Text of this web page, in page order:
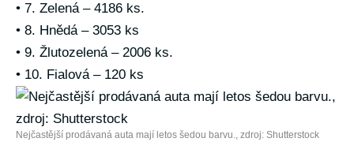
• 7. Zelená – 4186 ks.
• 8. Hnědá – 3053 ks
• 9. Žlutozelená – 2006 ks.
• 10. Fialová – 120 ks
Nejčastější prodávaná auta mají letos šedou barvu., zdroj: Shutterstock